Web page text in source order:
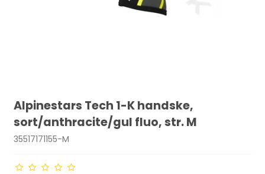
Alpinestars Tech 1-K handske,
sort/anthracite/gul fluo, str. M
35517171155-M